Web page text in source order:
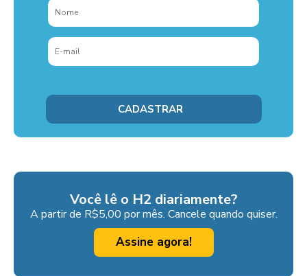
Você lê o H2 diariamente?
A partir de R$5,00 por mês. Cancele quando quiser.
Assine agora!